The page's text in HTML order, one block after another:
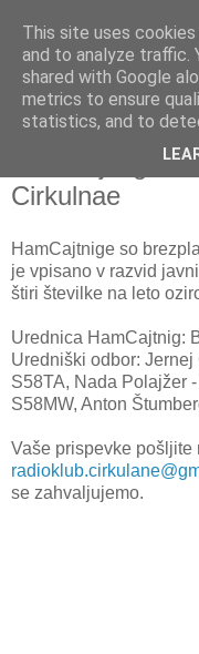
HamCajtnige -
Cirkulnae
HamCajtnige so
je vpisano v razvid
štiri številke na leto
Urednica HamCajtnig:
Uredniški odbor:
S58TA, Nada Polajžer
S58MW, Anton
Vaše prispevke pošljite
se zahvaljujemo.
This site uses
and to analyze traffic.
shared with Google
metrics to ensure
statistics, and to